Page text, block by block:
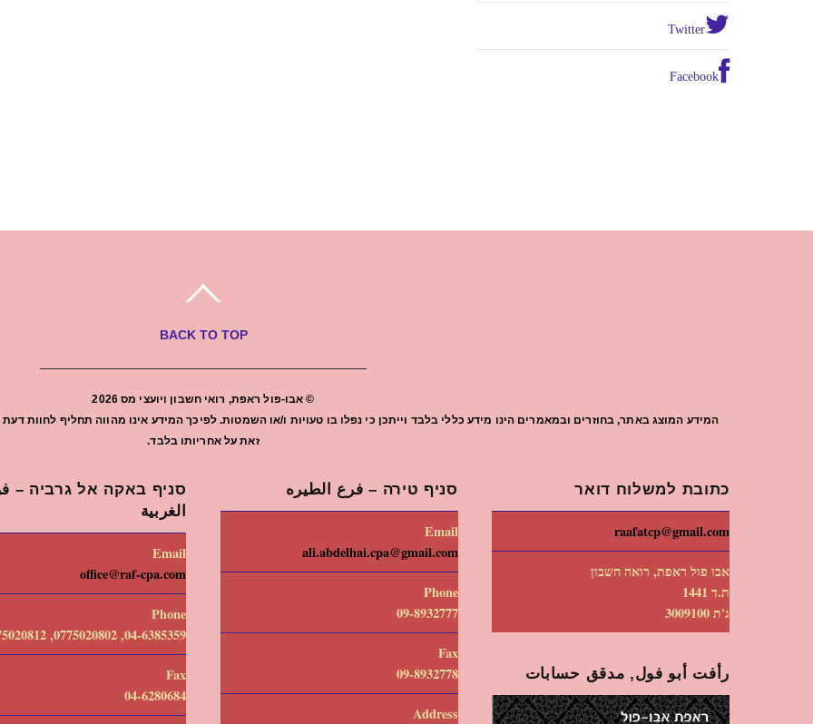
Twitter
Facebook
BACK TO TOP
© אבו-פול ראפת, רואי חשבון ויועצי מס2026
המידע המוצג באתר, בחוזרים ובמאמרים הינו מידע כללי בלבד וייתכן כי נפלו בו טעויות ו/או השמטות. לפיכך המידע אינו מהווה תחליף
זאת על אחריותו בלבד.
כתובת למשלוח דואר
raafatcp@gmail.com
אבו פול ראפת, רואה חשבון
ת.ד 1441
ג'ת 3009100
رأفت أبو فول, مدقق حسابات
סניף טירה – فرع الطيره
Email
ali.abdelhai.cpa@gmail.com
Phone
09-8932777
Fax
09-8932778
Address
סניף באקה אל גרביה –
الغربية
Email
office@raf-cpa.com
Phone
04-6385359, 0775020802, 0775020812
Fax
04-6280684